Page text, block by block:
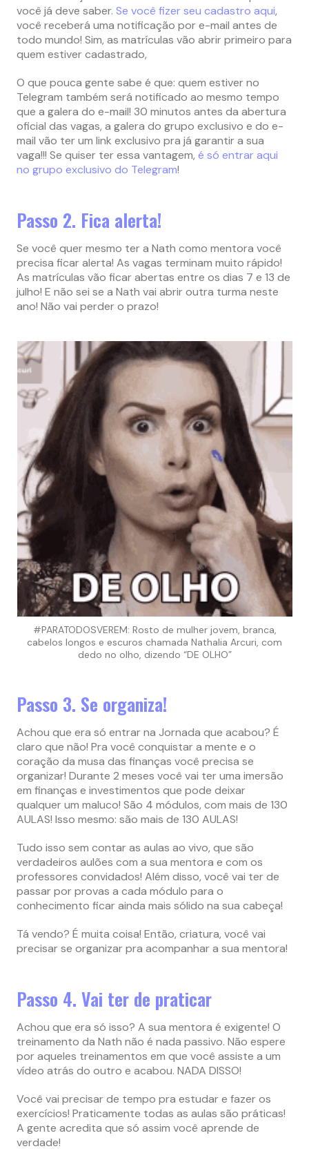
você já deve saber. Se você fizer seu cadastro aqui,
você receberá uma notificação por e-mail antes de
todo mundo! Sim, as matrículas vão abrir primeiro para
quem estiver cadastrado,
O que pouca gente sabe é que: quem estiver no
Telegram também será notificado ao mesmo tempo
que a galera do e-mail! 30 minutos antes da abertura
oficial das vagas, a galera do grupo exclusivo e do e-
mail vão ter um link exclusivo pra já garantir a sua
vaga!!! Se quiser ter essa vantagem, é só entrar aqui
no grupo exclusivo do Telegram!
Passo 2. Fica alerta!
Se você quer mesmo ter a Nath como mentora você
precisa ficar alerta! As vagas terminam muito rápido!
As matrículas vão ficar abertas entre os dias 7 e 13 de
julho! E não sei se a Nath vai abrir outra turma neste
ano! Não vai perder o prazo!
#PARATODOSVEREM: Rosto de mulher jovem, branca,
cabelos longos e escuros chamada Nathalia Arcuri, com
dedo no olho, dizendo “DE OLHO”
Passo 3. Se organiza!
Achou que era só entrar na Jornada que acabou? É
claro que não! Pra você conquistar a mente e o
coração da musa das finanças você precisa se
organizar! Durante 2 meses você vai ter uma imersão
em finanças e investimentos que pode deixar
qualquer um maluco! São 4 módulos, com mais de 130
AULAS! Isso mesmo: são mais de 130 AULAS!
Tudo isso sem contar as aulas ao vivo, que são
verdadeiros aulões com a sua mentora e com os
professores convidados! Além disso, você vai ter de
passar por provas a cada módulo para o
conhecimento ficar ainda mais sólido na sua cabeça!
Tá vendo? É muita coisa! Então, criatura, você vai
precisar se organizar pra acompanhar a sua mentora!
Passo 4. Vai ter de praticar
Achou que era só isso? A sua mentora é exigente! O
treinamento da Nath não é nada passivo. Não espere
por aqueles treinamentos em que você assiste a um
vídeo atrás do outro e acabou. NADA DISSO!
Você vai precisar de tempo pra estudar e fazer os
exercícios! Praticamente todas as aulas são práticas!
A gente acredita que só assim você aprende de
verdade!